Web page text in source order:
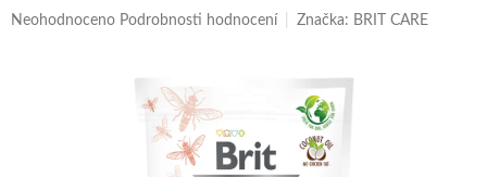
Průměrné
Neohodnoceno Podrobnosti hodnocení Značka: BRIT CARE